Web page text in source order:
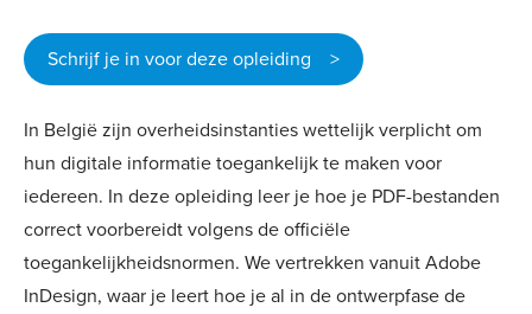
Schrijf je in voor deze opleiding >
In België zijn overheidsinstanties wettelijk verplicht om
hun digitale informatie toegankelijk te maken voor
iedereen. In deze opleiding leer je hoe je PDF-bestanden
correct voorbereidt volgens de officiële
toegankelijkheidsnormen. We vertrekken vanuit Adobe
InDesign, waar je leert hoe je al in de ontwerpfase de